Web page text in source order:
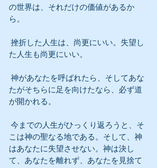
の世界は、それだけの価値があるか
ら。
た人生も尚更にいい。
たがそちらに足を向けたなら、必ず道
が開かれる。
こは神の聖なる地である。そして、神
はあなたに失望させない。神は決し
て、あなたを離れず、あなたを見捨て